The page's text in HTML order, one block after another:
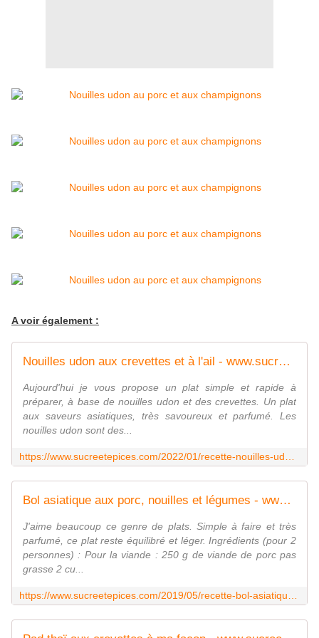
A voir également :
Nouilles udon aux crevettes et à l'ail - www.sucreetepices.com
Aujourd'hui je vous propose un plat simple et rapide à
préparer, à base de nouilles udon et des crevettes. Un plat
aux saveurs asiatiques, très savoureux et parfumé. Les
nouilles udon sont des...
Bol asiatique aux porc, nouilles et légumes - www.sucreetepices.com
J'aime beaucoup ce genre de plats. Simple à faire et très
parfumé, ce plat reste équilibré et léger. Ingrédients (pour 2
personnes) : Pour la viande : 250 g de viande de porc pas
grasse 2 cu...